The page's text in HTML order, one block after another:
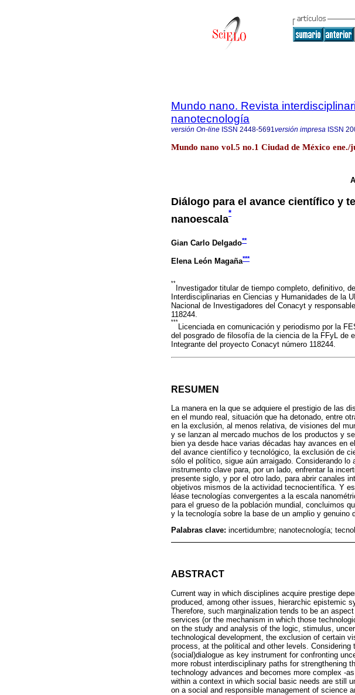
Mundo nano. Revista
nanotecnología
versión On-line ISSN 2448-5691versión impresa ISSN
Mundo nano vol.5 no.1 Ciudad de México
Diálogo para el avance científico y
nanoescala
*
Gian Carlo Delgado**
Elena León Magaña***
**
Investigador titular de tiempo completo, definitivo,
Interdisciplinarias en Ciencias y Humanidades de la
Nacional de Investigadores del Conacyt y
118244.
***
Licenciada en comunicación y periodismo por la
del posgrado de filosofía de la ciencia de la FFyL de
Integrante del proyecto Conacyt número 118244.
RESUMEN
La manera en la que se adquiere el prestigio de las
en el mundo real, situación que ha detonado, entre
en la exclusión, al menos relativa, de visiones del
y se lanzan al mercado muchos de los productos y
bien ya desde hace varias décadas hay avances en
del avance científico y tecnológico, la exclusión de
sólo el político, sigue aún arraigado. Considerando
instrumento clave para, por un lado, enfrentar la
presente siglo, y por el otro lado, para abrir canales
objetivos mismos de la actividad tecnocientífica. Y
léase tecnologías convergentes a la escala
para el grueso de la población mundial, concluimos
y la tecnología sobre la base de un amplio y genuino
Palabras clave: incertidumbre; nanotecnología;
ABSTRACT
Current way in which disciplines acquire prestige
produced, among other issues, hierarchic epistemic
Therefore, such marginalization tends to be an
services (or the mechanism in which those
on the study and analysis of the logic, stimulus,
technological development, the exclusion of certain
process, at the political and other levels.
(social)dialogue as key instrument for confronting
more robust interdisciplinary paths for strengthening
technology advances and becomes more complex -
within a context in which social basic needs are still
on a social and responsible management of science